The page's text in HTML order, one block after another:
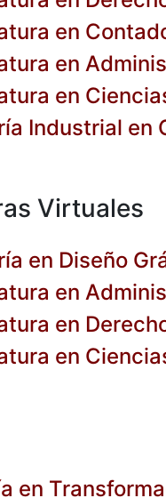
en
en
en
Industrial en
Virtuales
en Diseño
en
en
en
en